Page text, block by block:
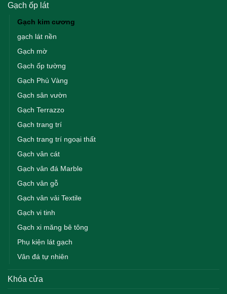
Gạch ốp lát
Gạch kim cương
gạch lát nền
Gạch mờ
Gạch ốp tường
Gạch Phủ Vàng
Gạch sân vườn
Gạch Terrazzo
Gạch trang trí
Gạch trang trí ngoại thất
Gạch vân cát
Gạch vân đá Marble
Gạch vân gỗ
Gạch vân vải Textile
Gạch vi tinh
Gạch xi măng bê tông
Phụ kiện lát gạch
Vân đá tự nhiên
Khóa cửa